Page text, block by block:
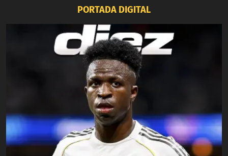
PORTADA DIGITAL